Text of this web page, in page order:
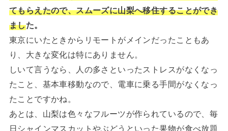
てもらえたので、スムーズに山梨へ移住することができ
ました。
東京にいたときからリモートがメインだったこともあ
り、大きな変化は特にありません。
しいて言うなら、人の多さといったストレスがなくなっ
たこと、基本車移動なので、電車に乗る手間がなくなっ
たことですかね。
あとは、山梨は色々なフルーツが作られているので、毎
日シャインマスカットやぶどうといった果物が食べ放題